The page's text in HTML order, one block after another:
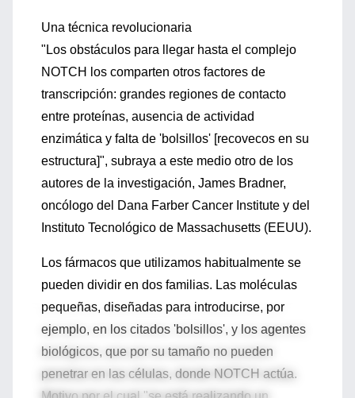
Una técnica revolucionaria
"Los obstáculos para llegar hasta el complejo
NOTCH los comparten otros factores de
transcripción: grandes regiones de contacto
entre proteínas, ausencia de actividad
enzimática y falta de 'bolsillos' [recovecos en su
estructura]", subraya a este medio otro de los
autores de la investigación, James Bradner,
oncólogo del Dana Farber Cancer Institute y del
Instituto Tecnológico de Massachusetts (EEUU).
Los fármacos que utilizamos habitualmente se
pueden dividir en dos familias. Las moléculas
pequeñas, diseñadas para introducirse, por
ejemplo, en los citados 'bolsillos', y los agentes
biológicos, que por su tamaño no pueden
penetrar en las células, donde NOTCH actúa.